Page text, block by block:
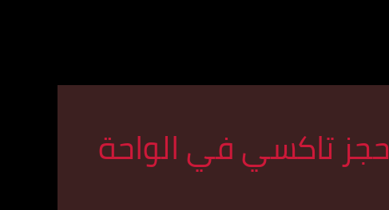
حجز تاكسي في الواحة